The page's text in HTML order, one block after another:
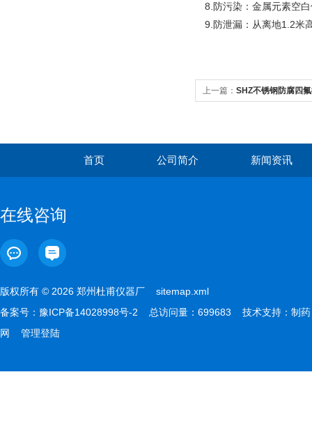
8.防污染：金属元素空
9.防泄漏：从离地1.2米
上一篇： SHZ不锈钢防腐四
首页 公司简介 新闻资讯
在线咨询
版权所有 © 2026 郑州杜甫仪器厂 sitemap.xml
备案号： 豫ICP备14028998号-2 总访问量：699683 技术支持： 制药
网
管理登陆